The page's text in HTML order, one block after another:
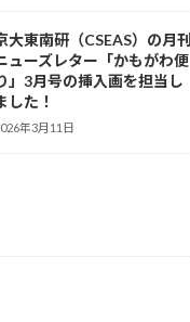
大東南研（CSEAS）の月刊
ューズレター「かもがわ便
」3月号の挿入画を担当し
した！
年3月11日